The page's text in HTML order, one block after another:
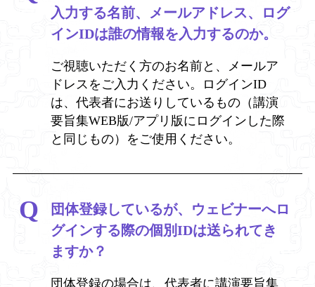
入力する名前、メールアドレス、ログ
インIDは誰の情報を入力するのか。
ご視聴いただく方のお名前と、メールア
ドレスをご入力ください。ログインID
は、代表者にお送りしているもの（講演
要旨集WEB版/アプリ版にログインした際
と同じもの）をご使用ください。
団体登録しているが、ウェビナーへロ
グインする際の個別IDは送られてき
ますか？
団体登録の場合は、代表者に講演要旨集